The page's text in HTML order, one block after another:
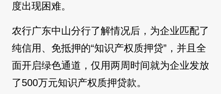
度出现困难。
农行广东中山分行了解情况后，为企业匹配了
纯信用、免抵押的“知识产权质押贷”，并且全
面开启绿色通道，仅用两周时间就为企业发放
了500万元知识产权质押贷款。